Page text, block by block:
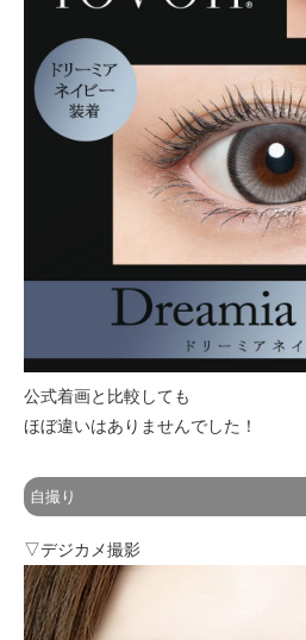
公式着画と比較しても
ほぼ違いはありませんでした！
自撮り
▽デジカメ撮影